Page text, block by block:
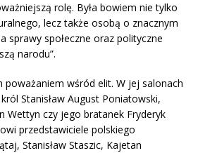
rolę. Była bowiem nie tylko
lecz także osobą o znacznym
sprawy społeczne oraz polityczne
narodu”.
poważaniem wśród elit. W jej salonach
Stanisław August Poniatowski,
Wettyn czy jego bratanek Fryderyk
przedstawiciele polskiego
Stanisław Staszic, Kajetan